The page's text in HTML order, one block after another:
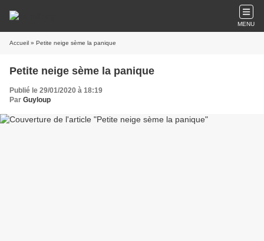
MENU
Accueil » Petite neige sème la panique
Petite neige sème la panique
Publié le 29/01/2020 à 18:19
Par Guyloup